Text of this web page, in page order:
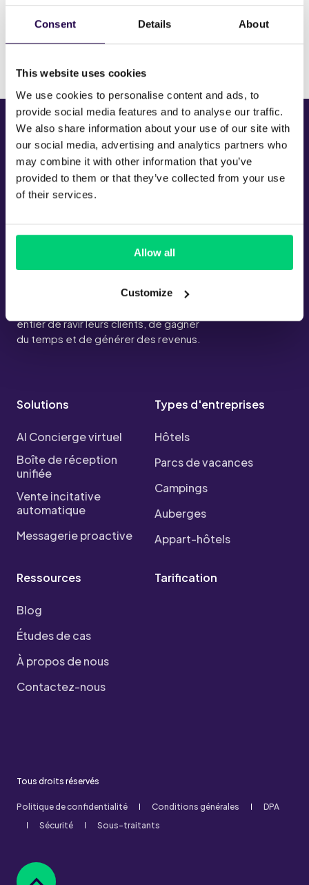
Consent Details About
This website uses cookies
We use cookies to personalise content and ads, to
provide social media features and to analyse our traffic.
We also share information about your use of our site with
our social media, advertising and analytics partners who
may combine it with other information that you’ve
provided to them or that they’ve collected from your use
of their services.
Allow all
Customize
entier de ravir leurs clients, de gagner
du temps et de générer des revenus.
Solutions
AI Concierge virtuel
Boîte de réception
unifiée
Vente incitative
automatique
Messagerie proactive
Types d'entreprises
Hôtels
Parcs de vacances
Campings
Auberges
Appart-hôtels
Ressources
Blog
Études de cas
À propos de nous
Contactez-nous
Tarification
Tous droits réservés
Politique de confidentialité Conditions générales
DPA
Sécurité
Sous-traitants